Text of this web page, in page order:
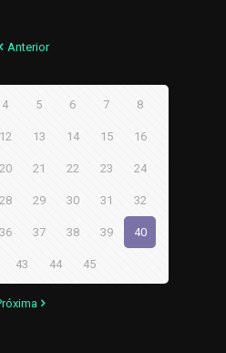
Anterior
4 5 6 7 8
12 13 14 15 16
20 21 22 23 24
28 29 30 31 32
36 37 38 39 40
43 44 45